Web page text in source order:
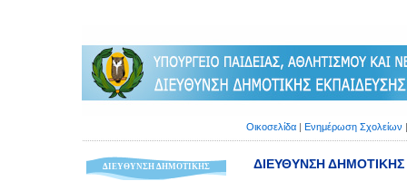
Οικοσελίδα | Ενημέρωση Σχολείων
ΔΙΕΥΘΥΝΣΗ ΔΗΜΟΤΙΚΗΣ ΔΙΕΥΘΥΝΣΗ